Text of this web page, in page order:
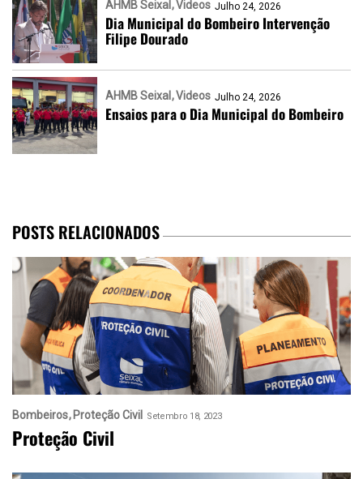
AHMB Seixal Videos Julho 24, 2026
Dia Municipal do Bombeiro Intervenção
Filipe Dourado
AHMB Seixal Videos Julho 24, 2026
Ensaios para o Dia Municipal do Bombeiro
POSTS RELACIONADOS
Bombeiros Proteção Civil Setembro 18, 2023
Proteção Civil